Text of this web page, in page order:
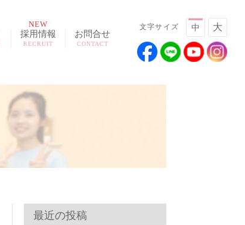
文字サイズ 中 大
採用情報
RECRUIT
NEW
お問合せ
CONTACT
最近の投稿